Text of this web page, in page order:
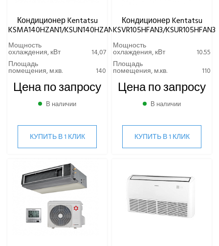
Кондиционер Kentatsu
KSMA140HZAN1/KSUN140HZAN3
Мощность
охлаждения, кВт
14,07
Площадь
помещения, м.кв. 140
Цена по запросу
В наличии
КУПИТЬ В 1 КЛИК
Кондиционер Kentatsu
KSVR105HFAN3/KSUR105HFAN3
Мощность
охлаждения, кВт
10.55
Площадь
помещения, м.кв. 110
Цена по запросу
В наличии
КУПИТЬ В 1 КЛИК